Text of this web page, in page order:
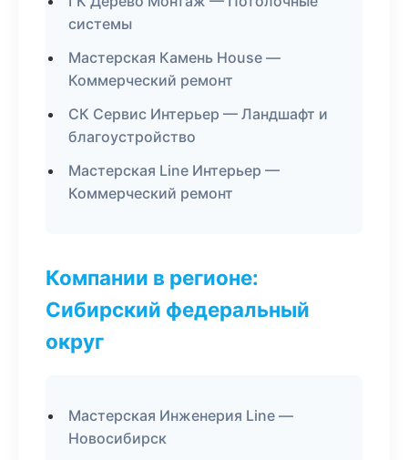
системы
Мастерская Камень House —
Коммерческий ремонт
СК Сервис Интерьер — Ландшафт и
благоустройство
Мастерская Line Интерьер —
Коммерческий ремонт
Компании в регионе:
Сибирский федеральный
округ
Мастерская Инженерия Line —
Новосибирск